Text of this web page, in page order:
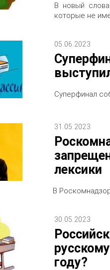
В новый
которые не
05.06.2023
Суперфинал
31.05.2023
лексики
В
30.05.2023
году?